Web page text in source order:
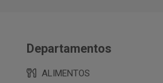
Departamentos
ALIMENTOS